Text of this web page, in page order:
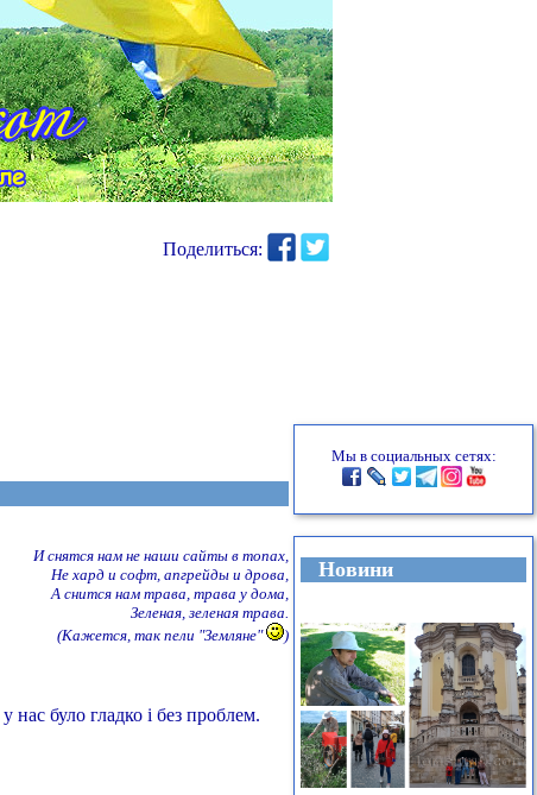
Поделиться:
И снятся нам не наши сайты в топах,
Не хард и софт, апгрейды и дрова,
А снится нам трава, трава у дома,
Зеленая, зеленая трава.
(Кажется, так пели "Земляне"
)
було гладко і без проблем.
Мы в социальных сетях:
Новини